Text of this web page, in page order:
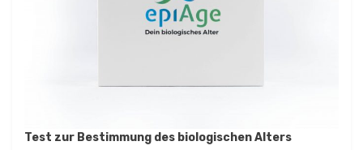
Test zur Bestimmung des biologischen Alters